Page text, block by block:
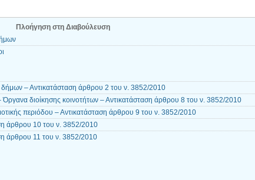
Πλοήγηση στη Διαβούλευση
– Αντικατάσταση άρθρου 2 του ν. 3852/2010
διοίκησης κοινοτήτων – Αντικατάσταση άρθρου 8 του ν. 3852/2010
περιόδου – Αντικατάσταση άρθρου 9 του ν. 3852/2010
άρθρου 10 του ν. 3852/2010
άρθρου 11 του ν. 3852/2010